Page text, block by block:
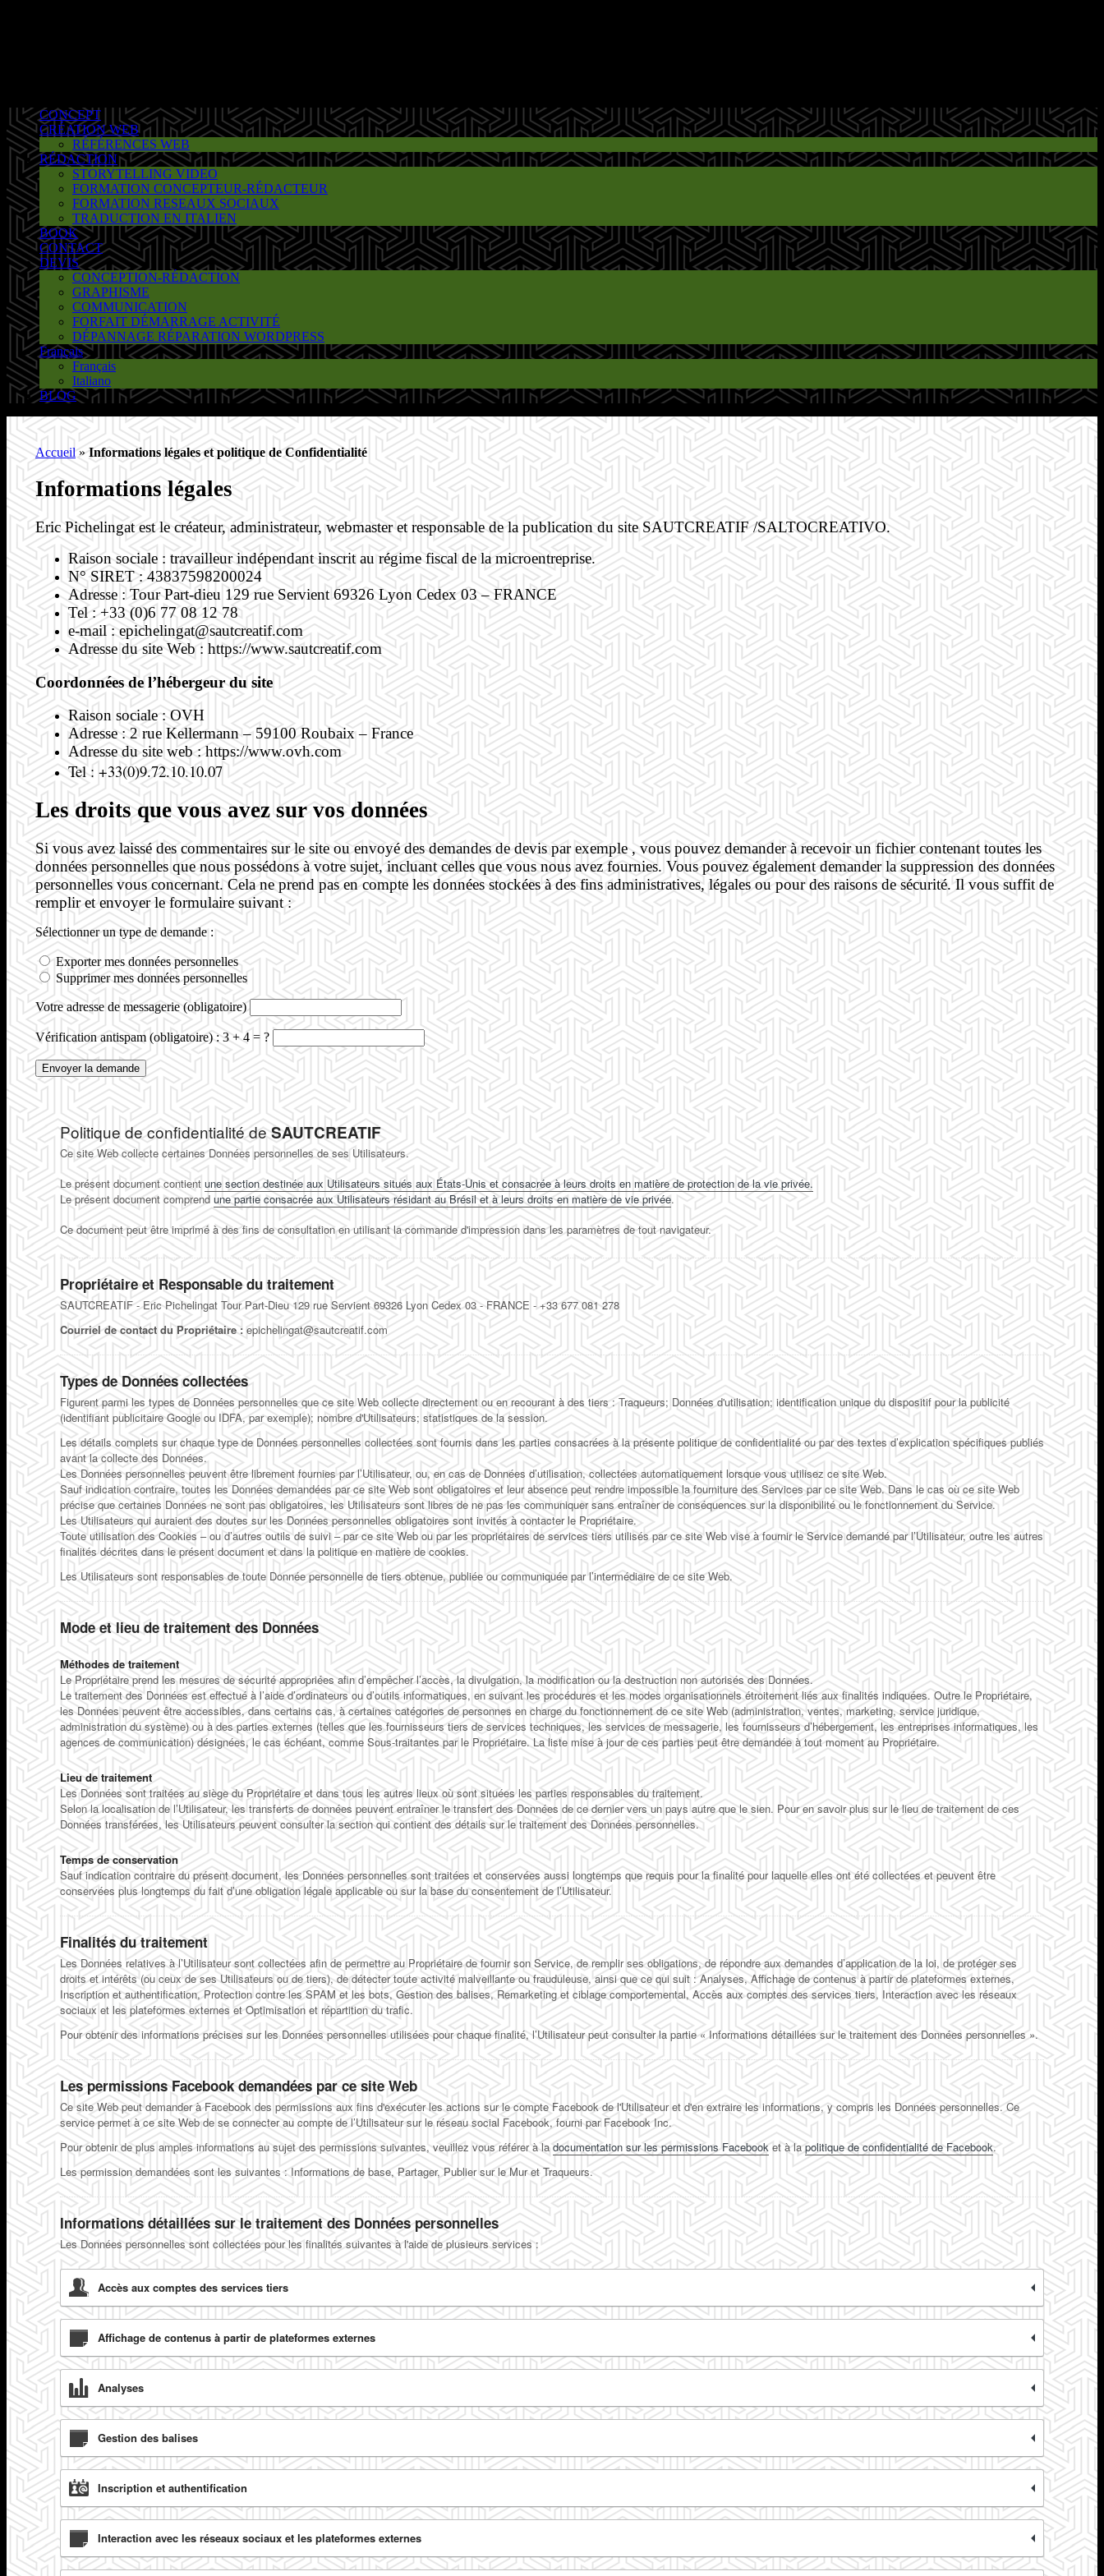
CONCEPT
CRÉATION WEB
RÉFÉRENCES WEB
RÉDACTION
STORYTELLING VIDEO
FORMATION CONCEPTEUR-RÉDACTEUR
FORMATION RESEAUX SOCIAUX
TRADUCTION EN ITALIEN
BOOK
CONTACT
DEVIS
CONCEPTION-RÉDACTION
GRAPHISME
COMMUNICATION
FORFAIT DÉMARRAGE ACTIVITÉ
DÉPANNAGE RÉPARATION WORDPRESS
Français
Français
Italiano
BLOG
Accueil»Informations légales et politique de Confidentialité
Informations légales
Eric Pichelingat est le créateur, administrateur, webmaster et responsable de la publication du site SAUTCREATIF /SALTOCREATIVO.
Raison sociale : travailleur indépendant inscrit au régime fiscal de la microentreprise.
N° SIRET : 43837598200024
Adresse : Tour Part-dieu 129 rue Servient 69326 Lyon Cedex 03 – FRANCE
Tel : +33 (0)6 77 08 12 78
e-mail : epichelingat@sautcreatif.com
Adresse du site Web : https://www.sautcreatif.com
Coordonnées de l’hébergeur du site
Raison sociale : OVH
Adresse : 2 rue Kellermann – 59100 Roubaix – France
Adresse du site web : https://www.ovh.com
Tel : +33(0)9.72.10.10.07
Les droits que vous avez sur vos données
Si vous avez laissé des commentaires sur le site ou envoyé des demandes de devis par exemple , vous pouvez demander à recevoir un fichier contenant toutes les
données personnelles que nous possédons à votre sujet, incluant celles que vous nous avez fournies. Vous pouvez également demander la suppression des données
personnelles vous concernant. Cela ne prend pas en compte les données stockées à des fins administratives, légales ou pour des raisons de sécurité. Il vous suffit de
remplir et envoyer le formulaire suivant :
Sélectionner un type de demande :
Exporter mes données personnelles
Supprimer mes données personnelles
Votre adresse de messagerie (obligatoire)
Vérification antispam (obligatoire) : 3 + 4 = ?
Politique de confidentialité deSAUTCREATIF
Ce site Web collecte certaines Données personnelles de ses Utilisateurs.
Le présent document contient une section destinée aux Utilisateurs situés aux États-Unis et consacrée à leurs droits en matière de protection de la vie privée.
Le présent document comprend une partie consacrée aux Utilisateurs résidant au Brésil et à leurs droits en matière de vie privée.
Ce document peut être imprimé à des fins de consultation en utilisant la commande d'impression dans les paramètres de tout navigateur.
Propriétaire et Responsable du traitement
SAUTCREATIF - Eric Pichelingat Tour Part-Dieu 129 rue Servient 69326 Lyon Cedex 03 - FRANCE - +33 677 081 278
Courriel de contact du Propriétaire : epichelingat@sautcreatif.com
Types de Données collectées
Figurent parmi les types de Données personnelles que ce site Web collecte directement ou en recourant à des tiers : Traqueurs; Données d'utilisation; identification unique du dispositif pour la publicité
(identifiant publicitaire Google ou IDFA, par exemple); nombre d'Utilisateurs; statistiques de la session.
Les détails complets sur chaque type de Données personnelles collectées sont fournis dans les parties consacrées à la présente politique de confidentialité ou par des textes d’explication spécifiques publiés
avant la collecte des Données.
Les Données personnelles peuvent être librement fournies par l’Utilisateur, ou, en cas de Données d’utilisation, collectées automatiquement lorsque vous utilisez ce site Web.
Sauf indication contraire, toutes les Données demandées par ce site Web sont obligatoires et leur absence peut rendre impossible la fourniture des Services par ce site Web. Dans le cas où ce site Web
précise que certaines Données ne sont pas obligatoires, les Utilisateurs sont libres de ne pas les communiquer sans entraîner de conséquences sur la disponibilité ou le fonctionnement du Service.
Les Utilisateurs qui auraient des doutes sur les Données personnelles obligatoires sont invités à contacter le Propriétaire.
Toute utilisation des Cookies – ou d’autres outils de suivi – par ce site Web ou par les propriétaires de services tiers utilisés par ce site Web vise à fournir le Service demandé par l’Utilisateur, outre les autres
finalités décrites dans le présent document et dans la politique en matière de cookies.
Les Utilisateurs sont responsables de toute Donnée personnelle de tiers obtenue, publiée ou communiquée par l’intermédiaire de ce site Web.
Mode et lieu de traitement des Données
Méthodes de traitement
Le Propriétaire prend les mesures de sécurité appropriées afin d’empêcher l’accès, la divulgation, la modification ou la destruction non autorisés des Données.
Le traitement des Données est effectué à l’aide d’ordinateurs ou d’outils informatiques, en suivant les procédures et les modes organisationnels étroitement liés aux finalités indiquées. Outre le Propriétaire,
les Données peuvent être accessibles, dans certains cas, à certaines catégories de personnes en charge du fonctionnement de ce site Web (administration, ventes, marketing, service juridique,
administration du système) ou à des parties externes (telles que les fournisseurs tiers de services techniques, les services de messagerie, les fournisseurs d’hébergement, les entreprises informatiques, les
agences de communication) désignées, le cas échéant, comme Sous-traitantes par le Propriétaire. La liste mise à jour de ces parties peut être demandée à tout moment au Propriétaire.
Lieu de traitement
Les Données sont traitées au siège du Propriétaire et dans tous les autres lieux où sont situées les parties responsables du traitement.
Selon la localisation de l’Utilisateur, les transferts de données peuvent entraîner le transfert des Données de ce dernier vers un pays autre que le sien. Pour en savoir plus sur le lieu de traitement de ces
Données transférées, les Utilisateurs peuvent consulter la section qui contient des détails sur le traitement des Données personnelles.
Temps de conservation
Sauf indication contraire du présent document, les Données personnelles sont traitées et conservées aussi longtemps que requis pour la finalité pour laquelle elles ont été collectées et peuvent être
conservées plus longtemps du fait d’une obligation légale applicable ou sur la base du consentement de l’Utilisateur.
Finalités du traitement
Les Données relatives à l’Utilisateur sont collectées afin de permettre au Propriétaire de fournir son Service, de remplir ses obligations, de répondre aux demandes d’application de la loi, de protéger ses
droits et intérêts (ou ceux de ses Utilisateurs ou de tiers), de détecter toute activité malveillante ou frauduleuse, ainsi que ce qui suit : Analyses, Affichage de contenus à partir de plateformes externes,
Inscription et authentification, Protection contre les SPAM et les bots, Gestion des balises, Remarketing et ciblage comportemental, Accès aux comptes des services tiers, Interaction avec les réseaux
sociaux et les plateformes externes et Optimisation et répartition du trafic.
Pour obtenir des informations précises sur les Données personnelles utilisées pour chaque finalité, l’Utilisateur peut consulter la partie « Informations détaillées sur le traitement des Données personnelles ».
Les permissions Facebook demandées par ce site Web
Ce site Web peut demander à Facebook des permissions aux fins d'exécuter les actions sur le compte Facebook de l'Utilisateur et d'en extraire les informations, y compris les Données personnelles. Ce
service permet à ce site Web de se connecter au compte de l’Utilisateur sur le réseau social Facebook, fourni par Facebook Inc.
Pour obtenir de plus amples informations au sujet des permissions suivantes, veuillez vous référer à ladocumentation sur les permissions Facebooket à lapolitique de confidentialité de Facebook.
Les permission demandées sont les suivantes : Informations de base, Partager, Publier sur le Mur et Traqueurs.
Informations détaillées sur le traitement des Données personnelles
Les Données personnelles sont collectées pour les finalités suivantes à l'aide de plusieurs services :
Accès aux comptes des services tiers
Affichage de contenus à partir de plateformes externes
Analyses
Gestion des balises
Inscription et authentification
Interaction avec les réseaux sociaux et les plateformes externes